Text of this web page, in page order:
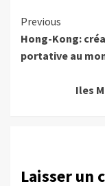
Continue
Reading
Previous
Hong-Kong:
portative au
Iles
Laisser un